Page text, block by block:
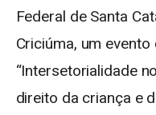
Federal de Santa
Criciúma, um
“Intersetorialidade
direito da criança e